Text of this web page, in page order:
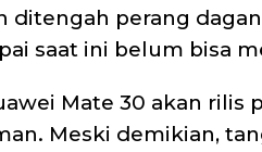
ditengah perang
saat ini belum bisa
Mate 30 akan rilis
Meski demikian,